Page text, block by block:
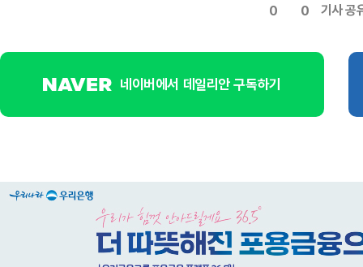
0 0 기사 공
네이버에서 데일리안 구독하기